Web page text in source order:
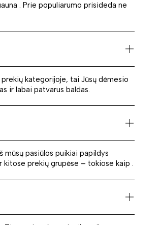
. Prie populiarumo prisideda ne
kategorijoje, tai Jūsų dėmesio
ir labai patvarus baldas.
pasiūlos puikiai papildys
prekių grupėse – tokiose kaip .